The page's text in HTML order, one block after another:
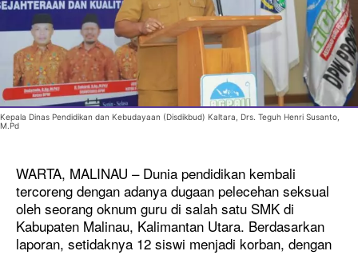
Kepala Dinas Pendidikan dan Kebudayaan (Disdikbud) Kaltara, Drs. Teguh Henri Susanto,
M.Pd
WARTA, MALINAU – Dunia pendidikan kembali
tercoreng dengan adanya dugaan pelecehan seksual
oleh seorang oknum guru di salah satu SMK di
Kabupaten Malinau, Kalimantan Utara. Berdasarkan
laporan, setidaknya 12 siswi menjadi korban, dengan